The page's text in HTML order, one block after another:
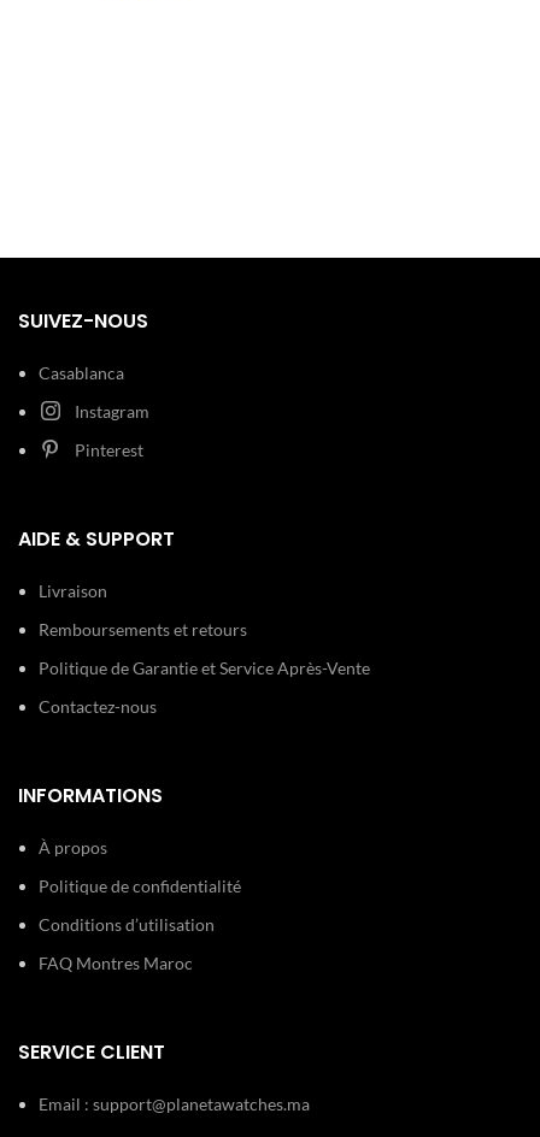
SUIVEZ-NOUS
Casablanca
Instagram
Pinterest
AIDE & SUPPORT
Livraison
Remboursements et retours
Politique de Garantie et Service Après-Vente
Contactez-nous
INFORMATIONS
À propos
Politique de confidentialité
Conditions d’utilisation
FAQ Montres Maroc
SERVICE CLIENT
Email : support@planetawatches.ma